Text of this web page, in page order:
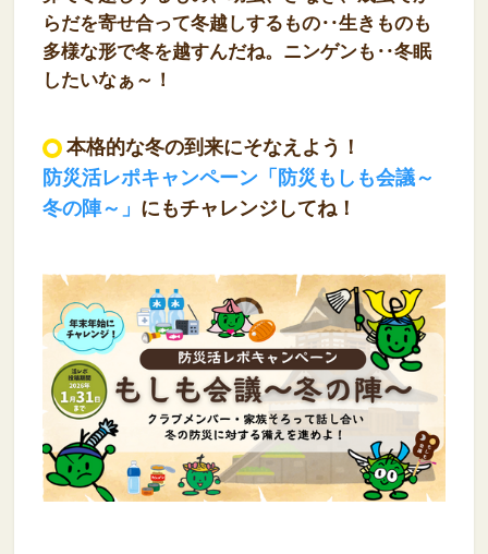
らだを寄せ合って冬越しするもの‥生きものも
多様な形で冬を越すんだね。ニンゲンも‥冬眠
したいなぁ～！
本格的な冬の到来にそなえよう！
防災活レポキャンペーン「防災もしも会議～
冬の陣～」 にもチャレンジしてね！